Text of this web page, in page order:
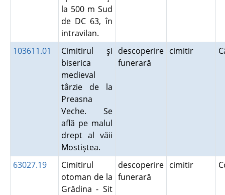
la 500 m Sud
de DC 63, în
intravilan.
103611.01
Cimitirul şi
biserica
medieval
târzie de la
Preasna
Veche. Se
află pe malul
drept al văii
Mostiştea.
descoperire
funerară
cimitir
63027.19
Cimitirul
otoman de la
Grădina - Sit
descoperire
funerară
cimitir